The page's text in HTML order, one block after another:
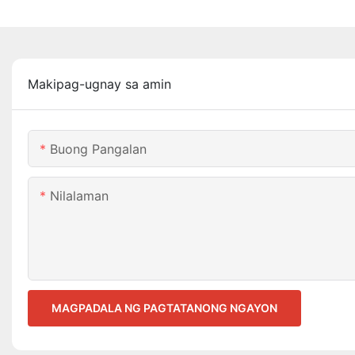
Makipag-ugnay sa amin
Buong Pangalan
Nilalaman
MAGPADALA NG PAGTATANONG NGAYON